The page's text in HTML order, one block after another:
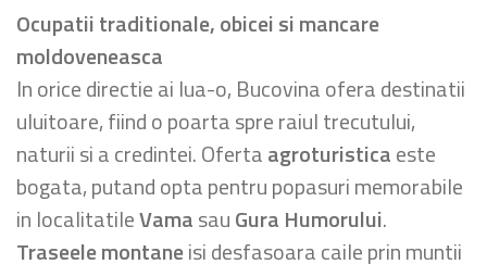
Ocupatii traditionale, obicei si mancare
moldoveneasca
In orice directie ai lua-o, Bucovina ofera destinatii
uluitoare, fiind o poarta spre raiul trecutului,
naturii si a credintei. Ofertaagroturisticaeste
bogata, putand opta pentru popasuri memorabile
in localitatileVamasauGura Humorului.
Traseele montaneisi desfasoara caile prin muntii